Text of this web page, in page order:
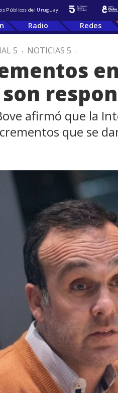
Públicos del Uruguay
Radio Redes
5 . NOTICIAS 5 .
afirmó que la
que se